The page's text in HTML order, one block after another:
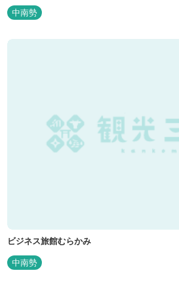
中南勢
ビジネス旅館むらかみ
中南勢